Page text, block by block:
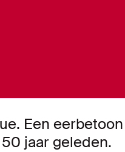
Een
jaar geleden.